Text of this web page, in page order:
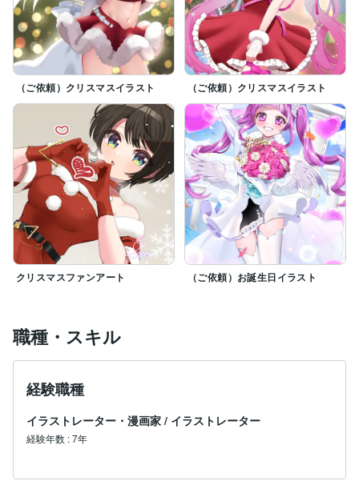
（ご依頼）クリスマスイラスト （ご依頼）クリスマスイラスト
クリスマスファンアート （ご依頼）お誕生日イラスト
職種・スキル
経験職種
イラストレーター・漫画家 / イラストレーター
経験年数 :7年